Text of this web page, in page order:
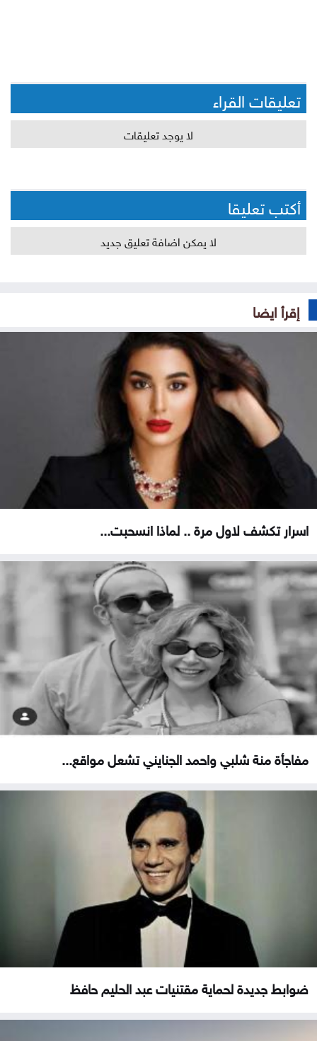
تعليقات القراء
لا يوجد تعليقات
أكتب تعليقا
لا يمكن اضافة تعليق جديد
إقرأ ايضا
اسرار تكشف لاول مرة .. لماذا انسحبت...
مفاجأة منة شلبي واحمد الجنايني تشعل مواقع...
ضوابط جديدة لحماية مقتنيات عبد الحليم حافظ